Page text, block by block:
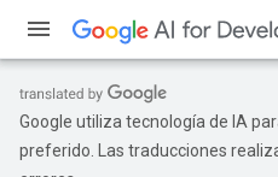
Google utiliza tecnología de IA
preferido. Las traducciones